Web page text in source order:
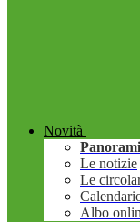
Novità
Le notizie
Le
Albo